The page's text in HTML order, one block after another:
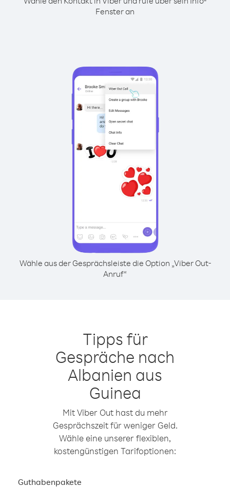
Fenster an
Wähle aus der Gesprächsleiste die Option „Viber Out-
Anruf“
Tipps für
Gespräche nach
Albanien aus
Guinea
Mit Viber Out hast du mehr
Gesprächszeit für weniger Geld.
Wähle eine unserer flexiblen,
kostengünstigen Tarifoptionen:
Guthabenpakete